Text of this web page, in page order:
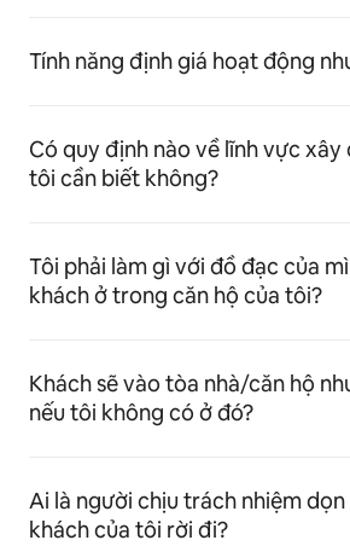
Tính năng định giá hoạt động
Có quy định nào về lĩnh vực xây
tôi cần biết không?
Tôi phải làm gì với đồ đạc của
khách ở trong căn hộ của tôi?
Khách sẽ vào tòa nhà/căn hộ
nếu tôi không có ở đó?
Ai là người chịu trách nhiệm dọn
khách của tôi rời đi?